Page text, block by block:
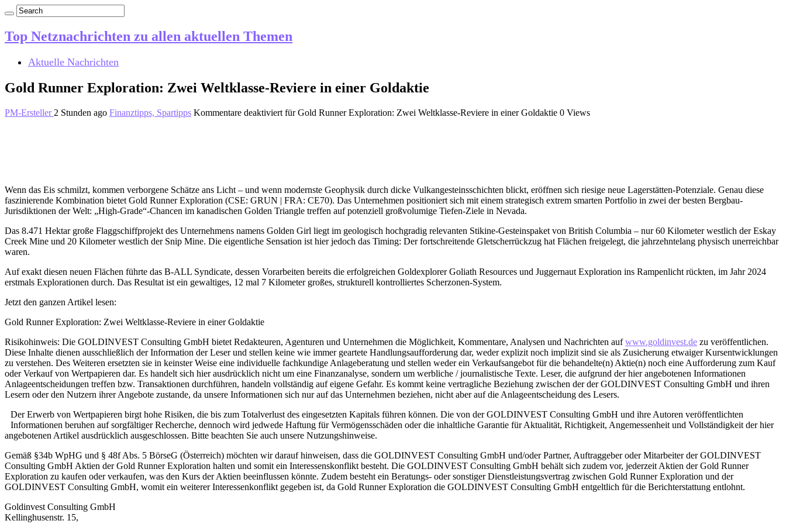
Top Netznachrichten zu allen aktuellen Themen
Aktuelle Nachrichten
Gold Runner Exploration: Zwei Weltklasse-Reviere in einer Goldaktie
PM-Ersteller 2 Stunden ago Finanztipps, Spartipps Kommentare deaktiviert für Gold Runner Exploration: Zwei Weltklasse-Reviere in einer Goldaktie 0 Views
Wenn das Eis schmilzt, kommen verborgene Schätze ans Licht – und wenn modernste Geophysik durch dicke Vulkangesteinsschichten blickt, eröffnen sich riesige neue Lagerstätten-Potenziale. Genau diese
faszinierende Kombination bietet Gold Runner Exploration (CSE: GRUN | FRA: CE70). Das Unternehmen positioniert sich mit einem strategisch extrem smarten Portfolio in zwei der besten Bergbau-
Jurisdiktionen der Welt: „High-Grade“-Chancen im kanadischen Golden Triangle treffen auf potenziell großvolumige Tiefen-Ziele in Nevada.
Das 8.471 Hektar große Flaggschiffprojekt des Unternehmens namens Golden Girl liegt im geologisch hochgradig relevanten Stikine-Gesteinspaket von British Columbia – nur 60 Kilometer westlich der Eskay
Creek Mine und 20 Kilometer westlich der Snip Mine. Die eigentliche Sensation ist hier jedoch das Timing: Der fortschreitende Gletscherrückzug hat Flächen freigelegt, die jahrzehntelang physisch unerreichbar
waren.
Auf exakt diesen neuen Flächen führte das B-ALL Syndicate, dessen Vorarbeiten bereits die erfolgreichen Goldexplorer Goliath Resources und Juggernaut Exploration ins Rampenlicht rückten, im Jahr 2024
erstmals Explorationen durch. Das Resultat ist ein gewaltiges, 12 mal 7 Kilometer großes, strukturell kontrolliertes Scherzonen-System.
Jetzt den ganzen Artikel lesen:
Gold Runner Exploration: Zwei Weltklasse-Reviere in einer Goldaktie
Risikohinweis: Die GOLDINVEST Consulting GmbH bietet Redakteuren, Agenturen und Unternehmen die Möglichkeit, Kommentare, Analysen und Nachrichten aufwww.goldinvest.de zu veröffentlichen.
Diese Inhalte dienen ausschließlich der Information der Leser und stellen keine wie immer geartete Handlungsaufforderung dar, weder explizit noch implizit sind sie als Zusicherung etwaiger Kursentwicklungen
zu verstehen. Des Weiteren ersetzten sie in keinster Weise eine individuelle fachkundige Anlageberatung und stellen weder ein Verkaufsangebot für die behandelte(n) Aktie(n) noch eine Aufforderung zum Kauf
oder Verkauf von Wertpapieren dar. Es handelt sich hier ausdrücklich nicht um eine Finanzanalyse, sondern um werbliche / journalistische Texte. Leser, die aufgrund der hier angebotenen Informationen
Anlageentscheidungen treffen bzw. Transaktionen durchführen, handeln vollständig auf eigene Gefahr. Es kommt keine vertragliche Beziehung zwischen der der GOLDINVEST Consulting GmbH und ihren
Lesern oder den Nutzern ihrer Angebote zustande, da unsere Informationen sich nur auf das Unternehmen beziehen, nicht aber auf die Anlageentscheidung des Lesers.
Der Erwerb von Wertpapieren birgt hohe Risiken, die bis zum Totalverlust des eingesetzten Kapitals führen können. Die von der GOLDINVEST Consulting GmbH und ihre Autoren veröffentlichten
Informationen beruhen auf sorgfältiger Recherche, dennoch wird jedwede Haftung für Vermögensschäden oder die inhaltliche Garantie für Aktualität, Richtigkeit, Angemessenheit und Vollständigkeit der hier
angebotenen Artikel ausdrücklich ausgeschlossen. Bitte beachten Sie auch unsere Nutzungshinweise.
Gemäß §34b WpHG und § 48f Abs. 5 BörseG (Österreich) möchten wir darauf hinweisen, dass die GOLDINVEST Consulting GmbH und/oder Partner, Auftraggeber oder Mitarbeiter der GOLDINVEST
Consulting GmbH Aktien der Gold Runner Exploration halten und somit ein Interessenskonflikt besteht. Die GOLDINVEST Consulting GmbH behält sich zudem vor, jederzeit Aktien der Gold Runner
Exploration zu kaufen oder verkaufen, was den Kurs der Aktien beeinflussen könnte. Zudem besteht ein Beratungs- oder sonstiger Dienstleistungsvertrag zwischen Gold Runner Exploration und der
GOLDINVEST Consulting GmbH, womit ein weiterer Interessenkonflikt gegeben ist, da Gold Runner Exploration die GOLDINVEST Consulting GmbH entgeltlich für die Berichterstattung entlohnt.
Goldinvest Consulting GmbH
Kellinghusenstr. 15,